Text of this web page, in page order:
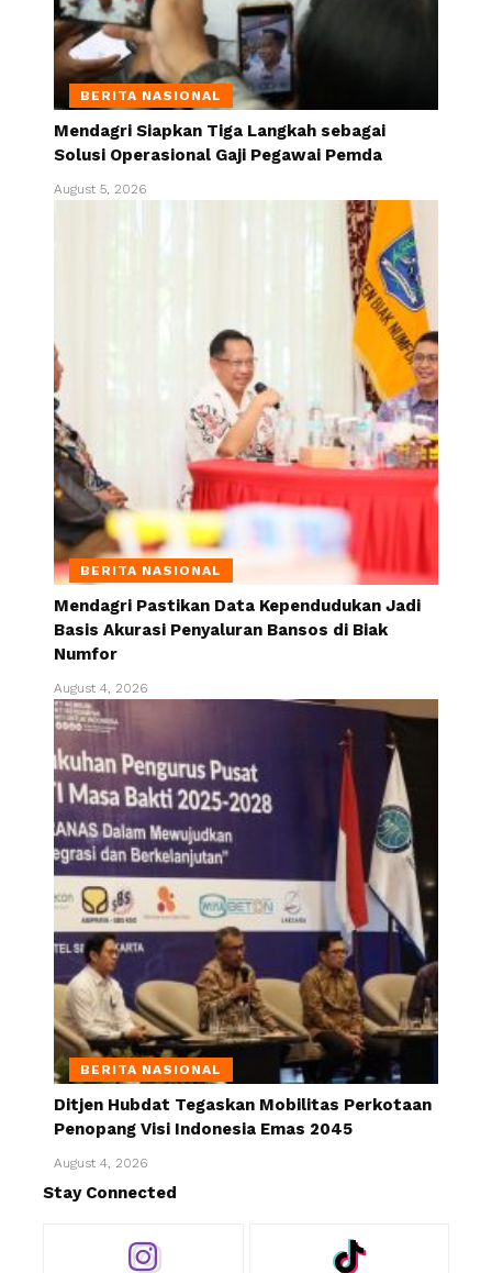
BERITA NASIONAL
Mendagri Siapkan Tiga Langkah sebagai
Solusi Operasional Gaji Pegawai Pemda
August 5, 2026
BERITA NASIONAL
Mendagri Pastikan Data Kependudukan Jadi
Basis Akurasi Penyaluran Bansos di Biak
Numfor
August 4, 2026
BERITA NASIONAL
Ditjen Hubdat Tegaskan Mobilitas Perkotaan
Penopang Visi Indonesia Emas 2045
August 4, 2026
Stay Connected